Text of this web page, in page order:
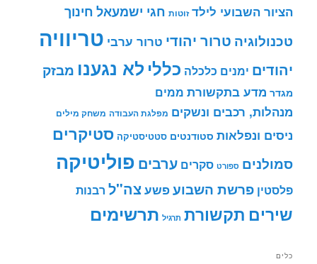
הציור השבועי לילד זוטות חגי ישמעאל חינוך
טכנולוגיה טרור יהודי טרור ערבי טריוויה
יהודים ימנים כלכלה כללי לא נגענו מבזק
מגדר מדע בתקשורת ממים
מנהלות, רכבים ונשקים מפלגת העבודה משחק מילים
ניסים ונפלאות סטודנטים סטטיסטיקה סטיקרים
סמולנים ספורט סקרים ערבים פוליטיקה
פלסטין פרשת השבועפשעצה"ל רבנות
שירים תקשורת תרגיל תרשימים
כלים